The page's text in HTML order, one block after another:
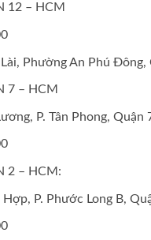
12 – HCM
Phường An Phú Đông,
7 – HCM
P. Tân Phong, Quận
2 – HCM:
P. Phước Long B,